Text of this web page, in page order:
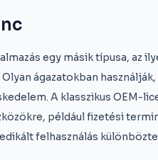
egy másik típusa, az
ágazatokban használják,
A klasszikus OEM-
például fizetési
felhasználás